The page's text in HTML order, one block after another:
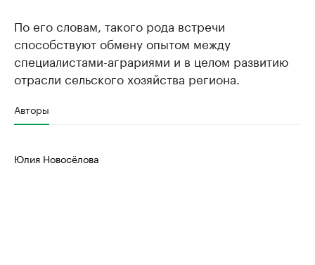
По его словам, такого рода встречи
способствуют обмену опытом между
специалистами-аграриями и в целом развитию
отрасли сельского хозяйства региона.
Авторы
Юлия Новосёлова